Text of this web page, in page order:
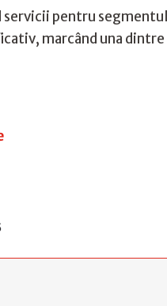
servicii pentru
marcând una